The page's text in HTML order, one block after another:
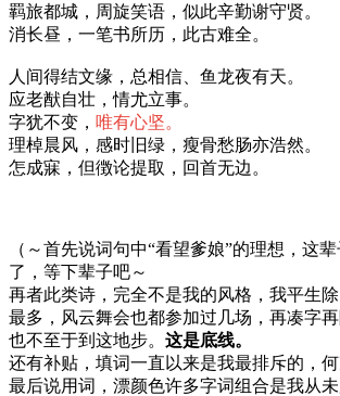
羁旅都城，周旋笑语，似此辛勤谢守贤。
消长昼，一笔书所历，此古难全。
人间得结文缘，总相信、鱼龙夜有天。
应老猷自壮，情尤立事。
字犹不变， 唯有心坚。
理棹晨风，感时旧绿，瘦骨愁肠亦浩然。
怎成寐，但徴论提取，回首无边。
（～首先说词句中“看望爹娘”的理想，这
了，等下辈子吧～
再者此类诗，完全不是我的风格，我平生
最多，风云舞会也都参加过几场，再凑字
也不至于到这地步。 这是底线。
还有补贴，填词一直以来是我最排斥的，何
最后说用词，漂颜色许多字词组合是我从